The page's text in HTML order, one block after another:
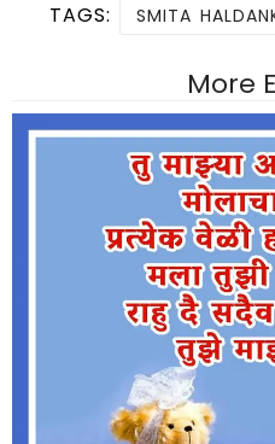
TAGS: SMITA
More